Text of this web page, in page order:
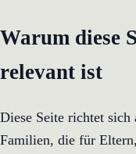
Warum diese
relevant ist
Diese Seite richtet
Familien, die für